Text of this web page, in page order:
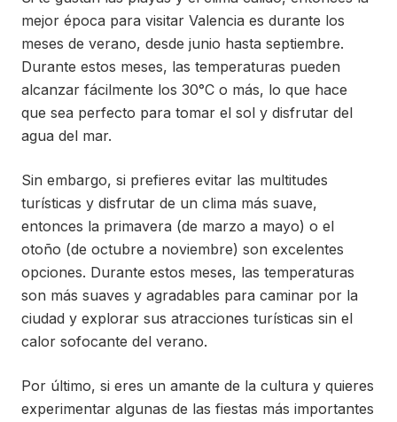
mejor época para visitar Valencia es durante los
meses de verano, desde junio hasta septiembre.
Durante estos meses, las temperaturas pueden
alcanzar fácilmente los 30°C o más, lo que hace
que sea perfecto para tomar el sol y disfrutar del
agua del mar.
Sin embargo, si prefieres evitar las multitudes
turísticas y disfrutar de un clima más suave,
entonces la primavera (de marzo a mayo) o el
otoño (de octubre a noviembre) son excelentes
opciones. Durante estos meses, las temperaturas
son más suaves y agradables para caminar por la
ciudad y explorar sus atracciones turísticas sin el
calor sofocante del verano.
Por último, si eres un amante de la cultura y quieres
experimentar algunas de las fiestas más importantes